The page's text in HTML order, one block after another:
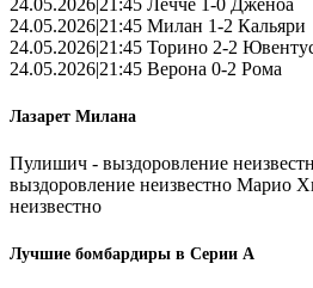
24.05.2026|21:45 Лечче 1-0 Дженоа
24.05.2026|21:45 Милан 1-2 Кальяри
24.05.2026|21:45 Торино 2-2
24.05.2026|21:45 Верона 0-2 Рома
Лазарет Милана
Пулишич - выздоровление
выздоровление неизвестно Марио
неизвестно
Лучшие бомбардиры в Серии А